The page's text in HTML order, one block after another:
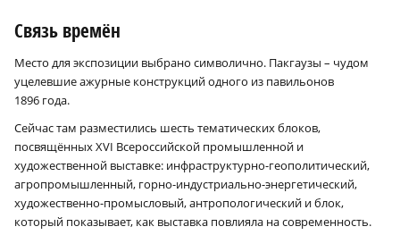
Связь времён
Место для экспозиции выбрано символично. Пакгаузы – чудом
уцелевшие ажурные конструкций одного из павильонов
1896 года.
Сейчас там разместились шесть тематических блоков,
посвящённых XVI Всероссийской промышленной и
художественной выставке: инфраструктурно-геополитический,
агропромышленный, горно-индустриально-энергетический,
художественно-промысловый, антропологический и блок,
который показывает, как выставка повлияла на современность.